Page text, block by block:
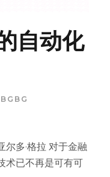
自动化
尔多·格拉 对于金融
术已不再是可有可